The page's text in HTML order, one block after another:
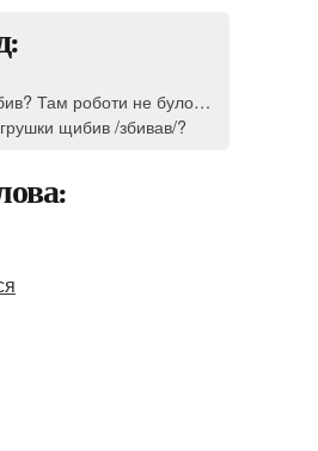
Там роботи не було…
щибив /збивав/?